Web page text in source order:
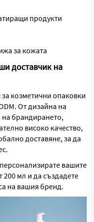
продукти
за кожата
доставчик на
козметични опаковки
От дизайна на
на брандирането,
високо качество,
доставяне, за да
вашите
200 мл и да създадете
на вашия бренд.